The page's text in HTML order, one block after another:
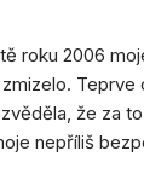
roku 2006
Teprve
že za
nepříliš